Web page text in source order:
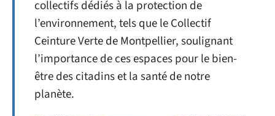
collectifs dédiés à la protection de
l’environnement, tels que le Collectif
Ceinture Verte de Montpellier, soulignant
l’importance de ces espaces pour le bien-
être des citadins et la santé de notre
planète.